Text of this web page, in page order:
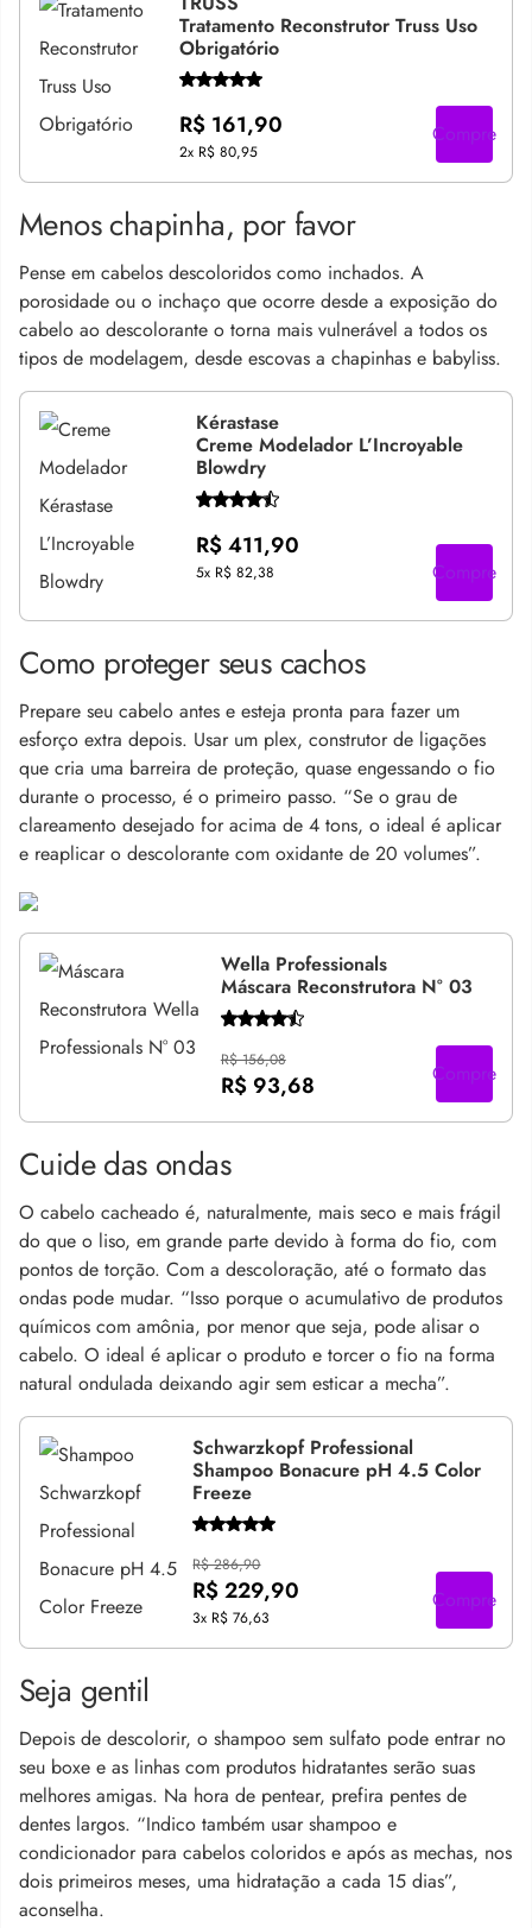
Tratamento Reconstrutor Truss Uso
Obrigatório
R$ 161,90
2x R$ 80,95
Compre
Menos chapinha, por favor
Pense em cabelos descoloridos como inchados. A
porosidade ou o inchaço que ocorre desde a exposição do
cabelo ao descolorante o torna mais vulnerável a todos os
tipos de modelagem, desde escovas a chapinhas e babyliss.
Kérastase
Creme Modelador L’Incroyable
Blowdry
R$ 411,90
5x R$ 82,38 Compre
Como proteger seus cachos
Prepare seu cabelo antes e esteja pronta para fazer um
esforço extra depois. Usar um plex, construtor de ligações
que cria uma barreira de proteção, quase engessando o fio
durante o processo, é o primeiro passo. “Se o grau de
clareamento desejado for acima de 4 tons, o ideal é aplicar
e reaplicar o descolorante com oxidante de 20 volumes”.
Wella Professionals
Máscara Reconstrutora N° 03
R$ 156,08
R$ 93,68 Compre
Cuide das ondas
O cabelo cacheado é, naturalmente, mais seco e mais frágil
do que o liso, em grande parte devido à forma do fio, com
pontos de torção. Com a descoloração, até o formato das
ondas pode mudar. “Isso porque o acumulativo de produtos
químicos com amônia, por menor que seja, pode alisar o
cabelo. O ideal é aplicar o produto e torcer o fio na forma
natural ondulada deixando agir sem esticar a mecha”.
Schwarzkopf Professional
Shampoo Bonacure pH 4.5 Color
Freeze
R$ 286,90
R$ 229,90
3x R$ 76,63
Compre
Seja gentil
Depois de descolorir, o shampoo sem sulfato pode entrar no
seu boxe e as linhas com produtos hidratantes serão suas
melhores amigas. Na hora de pentear, prefira pentes de
dentes largos. “Indico também usar shampoo e
condicionador para cabelos coloridos e após as mechas, nos
dois primeiros meses, uma hidratação a cada 15 dias”,
aconselha.